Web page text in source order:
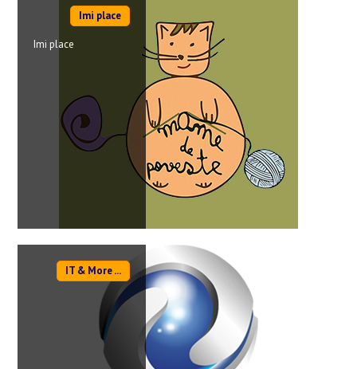
Imi place
Imi place
IT & More ...